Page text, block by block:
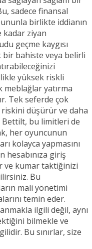
sadece finansal
birlikte iddianın
kadar ziyan
geçme kaygısı
bir bahiste veya belirli
yüksek riskli
yatırma
Tek seferde çok
düşürür ve daha
Bettilt, bu limitleri de
her oyuncunun
kolayca yapmasını
giriş
ve kumar taktiğinizi
Bu
mali yönetimi
temin eder.
ilgili değil, aynı
bilmekle ve
Bu sınırlar, size